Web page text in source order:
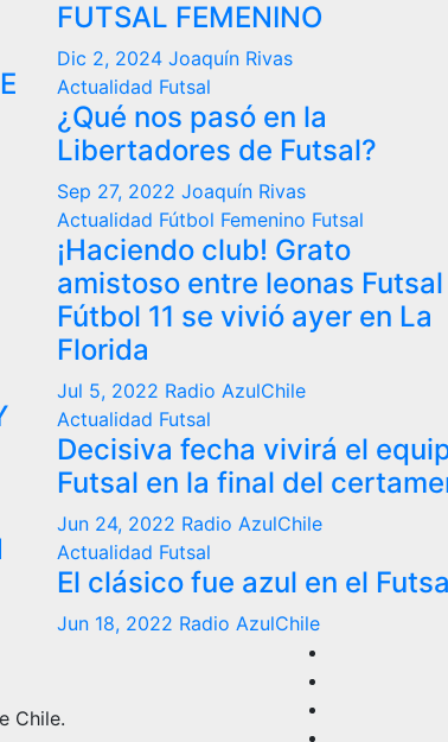
FUTSAL FEMENINO
Dic 2, 2024 Joaquín Rivas
Actualidad Futsal
¿Qué nos pasó en la
Libertadores de Futsal?
Sep 27, 2022 Joaquín Rivas
Actualidad Fútbol Femenino Futsal
¡Haciendo club! Grato
amistoso entre leonas
Fútbol 11 se vivió ayer en La
Florida
Jul 5, 2022 Radio AzulChile
Actualidad Futsal
Decisiva fecha vivirá el
Futsal en la final del
Jun 24, 2022 Radio AzulChile
Actualidad Futsal
El clásico fue azul en el
Jun 18, 2022 Radio AzulChile
Chile.